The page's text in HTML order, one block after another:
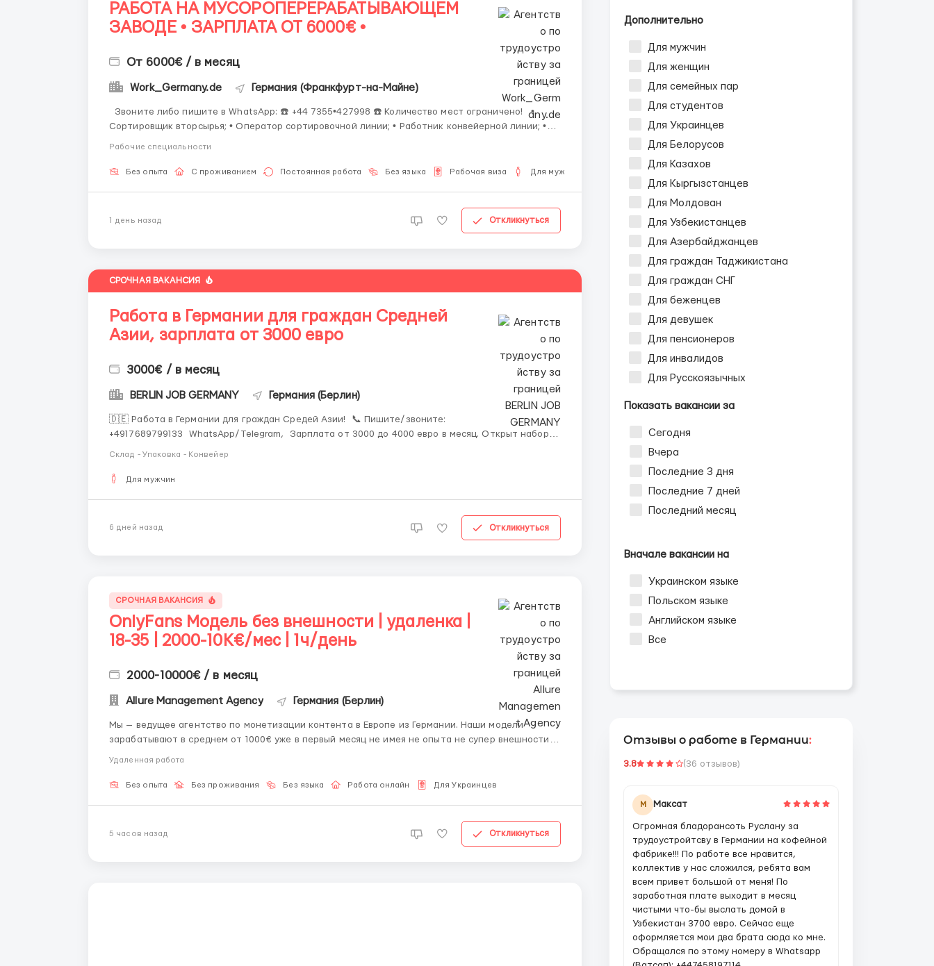
РАБОТА НА МУСОРОПЕРЕРАБАТЫВАЮЩЕМ
ЗАВОДЕ • ЗАРПЛАТА ОТ 6000€ •
От 6000€ / в месяц
Work_Germany.de Германия (Франкфурт-на-Майне)
Сортировщик вторсырья; • Оператор сортировочной линии; • Работник конвейерной линии; •
Рабочие специальности
Без опыта С проживанием Постоянная работа Без языка Рабочая виза Для мужчин
1 день назад Откликнуться
СРОЧНАЯ ВАКАНСИЯ
Работа в Германии для граждан Средней
Азии, зарплата от 3000 евро
3000€ / в месяц
BERLIN JOB GERMANY Германия (Берлин)
🇩🇪 Работа в Германии для граждан Средей Азии! 📞 Пишите/звоните:
+4917689799133 WhatsApp/Telegram, Зарплата от 3000 до 4000 евро в месяц. Открыт набор
Склад - Упаковка - Конвейер
Для мужчин
6 дней назад Откликнуться
СРОЧНАЯ ВАКАНСИЯ
OnlyFans Модель без внешности | удаленка |
18-35 | 2000-10K€/мес | 1ч/день
2000-10000€ / в месяц
Allure Management Agency Германия (Берлин)
Мы — ведущее агентство по монетизации контента в Европе из Германии. Наши модели
зарабатывают в среднем от 1000€ уже в первый месяц не имея не опыта не супер внешности.
(полностью удалённая работа). Ищем девушек — из каждого города мира, начинающих и с
Удаленная работа
Без опыта Без проживания Без языка Работа онлайн Для Украинцев
5 часов назад Откликнуться
Дополнительно
Для мужчин
Для женщин
Для семейных пар
Для студентов
Для Украинцев
Для Белорусов
Для Казахов
Для Кыргызстанцев
Для Молдован
Для Узбекистанцев
Для Азербайджанцев
Для граждан Таджикистана
Для граждан СНГ
Для беженцев
Для девушек
Для пенсионеров
Для инвалидов
Для Русскоязычных
Показать вакансии за
Сегодня
Вчера
Последние 3 дня
Последние 7 дней
Последний месяц
Вначале вакансии на
Украинском языке
Польском языке
Английском языке
Все
Отзывы о работе в Германии:
3.8 (36 отзывов)
М Максат
Огромная бладорансоть Руслану за
трудоустройтсву в Германии на кофейной
фабрике!!! По работе все нравится,
коллектив у нас сложился, ребята вам
всем привет большой от меня! По
заработная плате выходит в месяц
чистыми что-бы выслать домой в
Узбекистан 3700 евро. Сейчас еще
оформляется мои два брата сюда ко мне.
Обращался по этому номеру в Whatsapp